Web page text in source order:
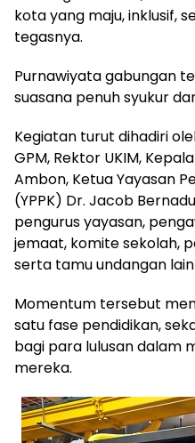
kota yang maju, inklusif,
tegasnya.
Purnawiyata gabungan
suasana penuh syukur
Kegiatan turut dihadiri
GPM, Rektor UKIM,
Ambon, Ketua Yayasan
(YPPK) Dr. Jacob
pengurus yayasan,
jemaat, komite sekolah,
serta tamu undangan
Momentum tersebut
satu fase pendidikan,
bagi para lulusan dalam
mereka.